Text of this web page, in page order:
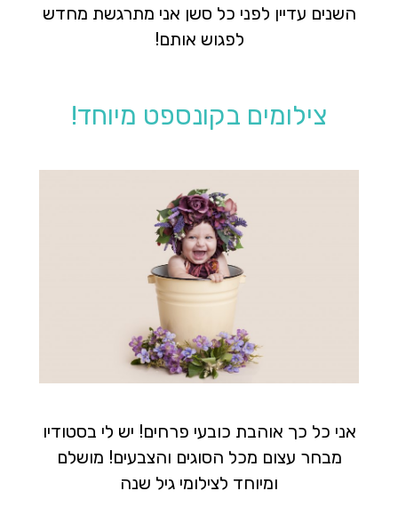
השנים עדיין לפני כל סשן אני מתרגשת מחדש
לפגוש אותם!
צילומים בקונספט מיוחד!
אני כל כך אוהבת כובעי פרחים! יש לי בסטודיו
מבחר עצום מכל הסוגים והצבעים! מושלם
ומיוחד לצילומי גיל שנה